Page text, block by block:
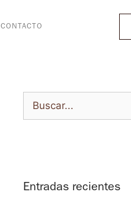
CONTACTO
Entradas recientes